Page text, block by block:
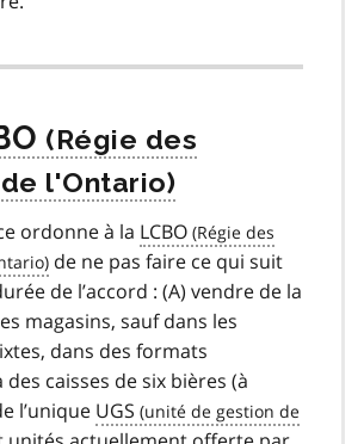
ordonne à la LCBO
de ne pas faire ce qui suit
de l’accord : (A) vendre de la
magasins, sauf dans les
dans des formats
caisses de six bières (à
l’unique UGS